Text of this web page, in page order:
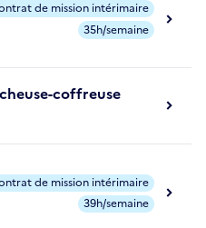
de mission intérimaire
35h/semaine
coffreuse
de mission intérimaire
39h/semaine